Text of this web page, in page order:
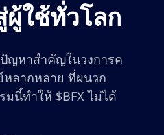
ใช้ทั่วโลก
ญหาสำคัญในวงการค
หลากหลาย ที่ผนวก
นี้ทำให้ $BFX ไม่ได้